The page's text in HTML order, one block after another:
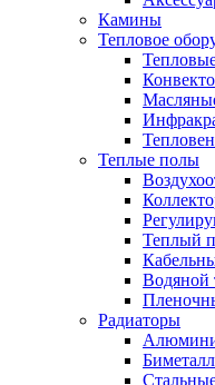
Камины
Тепловое
Теплые полы
Теплый
Водяной
Радиаторы